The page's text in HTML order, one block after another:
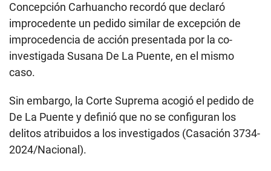
Concepción Carhuancho recordó que declaró
improcedente un pedido similar de excepción de
improcedencia de acción presentada por la co-
investigada Susana De La Puente, en el mismo
caso.
Sin embargo, la Corte Suprema acogió el pedido de
De La Puente y definió que no se configuran los
delitos atribuidos a los investigados (Casación 3734-
2024/Nacional).